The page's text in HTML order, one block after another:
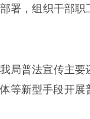
署，组织干部职
局普法宣传主要
等新型手段开展